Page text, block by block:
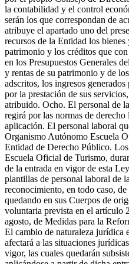
la contabilidad y el control
serán los que correspondan de
atribuye el apartado uno del
recursos de la Entidad los
patrimonio y los créditos que
en los Presupuestos Generales
y rentas de su patrimonio y de
adscritos, los ingresos
por la prestación de sus
atribuido. Ocho. El personal de
regirá por las normas de
aplicación. El personal laboral
Organismo Autónomo Escuela
Entidad de Derecho Público.
Escuela Oficial de Turismo,
de la entrada en vigor de esta
plantillas de personal laboral de
reconocimiento, en todo caso,
quedando en sus Cuerpos de
voluntaria prevista en el artículo
agosto, de Medidas para la
El cambio de naturaleza jurídica
afectará a las situaciones
vigor, las cuales quedarán